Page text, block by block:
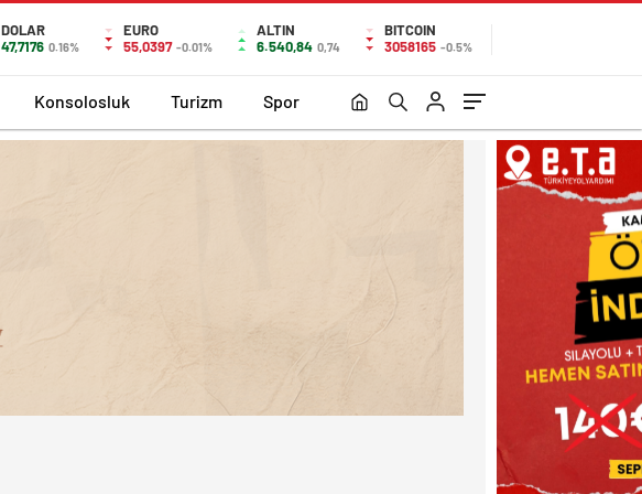
DOLAR
47,7176 0.16%
EURO
55,0397 -0.01%
ALTIN
6.540,84 0,74
BITCOIN
3058165 -0.5%
Konsolosluk Turizm Spor